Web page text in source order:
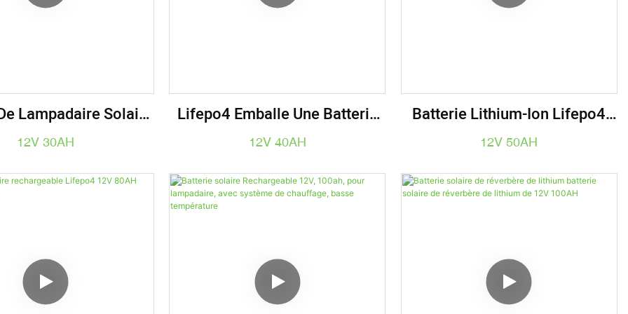
Lampadaire Solaire
Lifepo4 12V 30AH
12V 30AH
Lifepo4 Emballe Une Batterie
De Lampadaire Solaire 12V
Solaire 20W 30W 60W
12V 40AH
Batterie Lithium-Ion Lifepo4
12V 50AH Pour Lampadaire
12V 50AH